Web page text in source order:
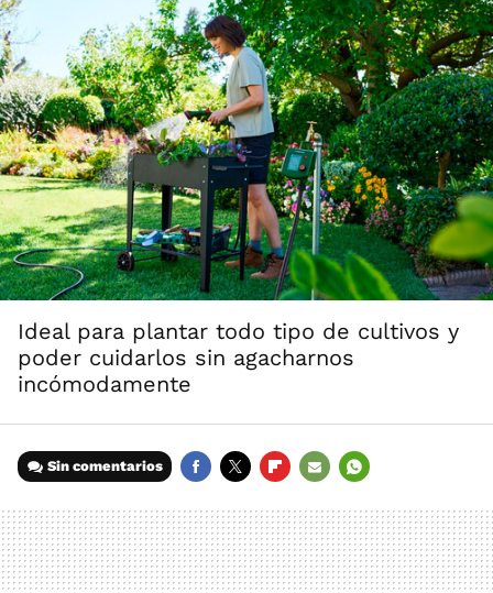
Ideal para plantar todo tipo de cultivos y
poder cuidarlos sin agacharnos
incómodamente
Sin comentarios
MAIL